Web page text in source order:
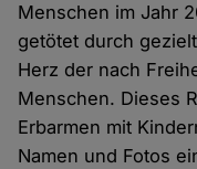
Menschen im Jahr
getötet durch
Herz der nach
Menschen. Dieses
Erbarmen mit
Namen und Fotos